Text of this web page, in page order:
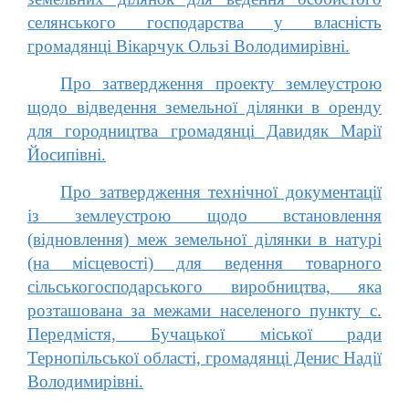
селянського господарства у власність
громадянці Вікарчук Ользі Володимирівні.
Про затвердження проекту землеустрою
щодо відведення земельної ділянки в оренду
для городництва громадянці Давидяк Марії
Йосипівні.
Про затвердження технічної документації
із землеустрою щодо встановлення
(відновлення) меж земельної ділянки в натурі
(на місцевості) для ведення товарного
сільськогосподарського виробництва, яка
розташована за межами населеного пункту с.
Передмістя, Бучацької міської ради
Тернопільської області, громадянці Денис Надії
Володимирівні.